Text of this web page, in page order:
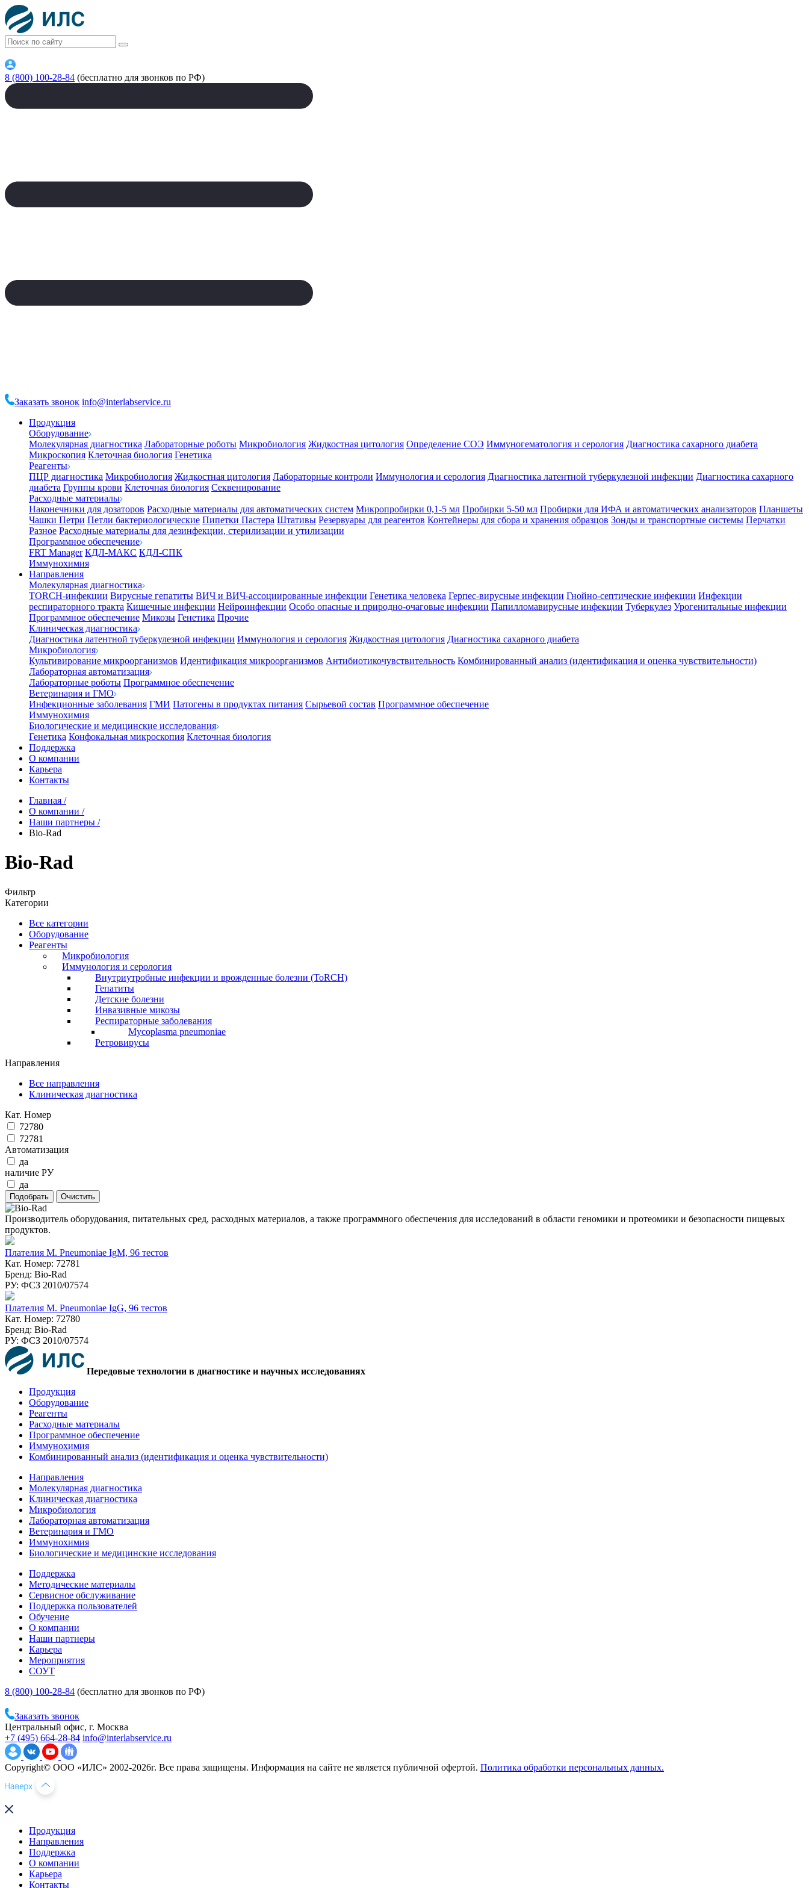
8 (800) 100-28-84 (бесплатно для звонков по РФ)
Заказать звонок info@interlabservice.ru
Продукция
Оборудование
Молекулярная диагностика Лабораторные роботы Микробиология Жидкостная цитология Определение СОЭ Иммуногематология и серология Диагностика сахарного диабета
Микроскопия Клеточная биология Генетика
Реагенты
ПЦР диагностика Микробиология Жидкостная цитология Лабораторные контроли Иммунология и серология Диагностика латентной туберкулезной инфекции Диагностика сахарного
диабета Группы крови Клеточная биология Секвенирование
Расходные материалы
Наконечники для дозаторов Расходные материалы для автоматических систем Микропробирки 0,1-5 мл Пробирки 5-50 мл Пробирки для ИФА и автоматических анализаторов Планшеты
Чашки Петри Петли бактериологические Пипетки Пастера Штативы Резервуары для реагентов Контейнеры для сбора и хранения образцов Зонды и транспортные системы Перчатки
Разное Расходные материалы для дезинфекции, стерилизации и утилизации
Программное обеспечение
FRT Manager КДЛ-МАКС КДЛ-СПК
Иммунохимия
Направления
Молекулярная диагностика
TORCH-инфекции Вирусные гепатиты ВИЧ и ВИЧ-ассоциированные инфекции Генетика человека Герпес-вирусные инфекции Гнойно-септические инфекции Инфекции
респираторного тракта Кишечные инфекции Нейроинфекции Особо опасные и природно-очаговые инфекции Папилломавирусные инфекции Туберкулез Урогенитальные инфекции
Программное обеспечение Микозы Генетика Прочие
Клиническая диагностика
Диагностика латентной туберкулезной инфекции Иммунология и серология Жидкостная цитология Диагностика сахарного диабета
Микробиология
Культивирование микроорганизмов Идентификация микроорганизмов Антибиотикочувствительность Комбинированный анализ (идентификация и оценка чувствительности)
Лабораторная автоматизация
Лабораторные роботы Программное обеспечение
Ветеринария и ГМО
Инфекционные заболевания ГМИ Патогены в продуктах питания Сырьевой состав Программное обеспечение
Иммунохимия
Биологические и медицинские исследования
Генетика Конфокальная микроскопия Клеточная биология
Поддержка
О компании
Карьера
Контакты
Главная /
О компании /
Наши партнеры /
Bio-Rad
Bio-Rad
Фильтр
Категории
Все категории
Оборудование
Реагенты
Микробиология
Иммунология и серология
Внутриутробные инфекции и врожденные болезни (ToRCH)
Гепатиты
Детские болезни
Инвазивные микозы
Респираторные заболевания
Mycoplasma pneumoniae
Ретровирусы
Направления
Все направления
Клиническая диагностика
Кат. Номер
72780
72781
Автоматизация
да
наличие РУ
да
Производитель оборудования, питательных сред, расходных материалов, а также программного обеспечения для исследований в области геномики и протеомики и безопасности пищевых
продуктов.
Плателия M. Pneumoniae IgM, 96 тестов
Кат. Номер: 72781
Бренд: Bio-Rad
РУ: ФСЗ 2010/07574
Плателия M. Pneumoniae IgG, 96 тестов
Кат. Номер: 72780
Бренд: Bio-Rad
РУ: ФСЗ 2010/07574
Передовые технологии в диагностике и научных исследованиях
Продукция
Оборудование
Реагенты
Расходные материалы
Программное обеспечение
Иммунохимия
Комбинированный анализ (идентификация и оценка чувствительности)
Направления
Молекулярная диагностика
Клиническая диагностика
Микробиология
Лабораторная автоматизация
Ветеринария и ГМО
Иммунохимия
Биологические и медицинские исследования
Поддержка
Методические материалы
Сервисное обслуживание
Поддержка пользователей
Обучение
О компании
Наши партнеры
Карьера
Мероприятия
СОУТ
8 (800) 100-28-84 (бесплатно для звонков по РФ)
Заказать звонок
Центральный офис, г. Москва
+7 (495) 664-28-84 info@interlabservice.ru
Copyright© ООО «ИЛС» 2002-2026г. Все права защищены. Информация на сайте не является публичной офертой. Политика обработки персональных данных.
Продукция
Направления
Поддержка
О компании
Карьера
Контакты